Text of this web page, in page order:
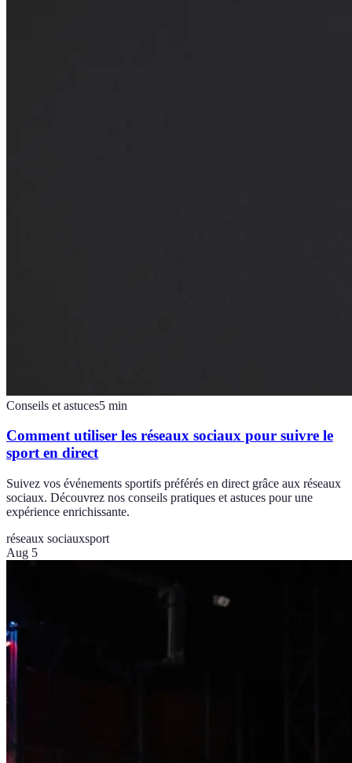
Conseils et astuces5 min
Comment utiliser les réseaux sociaux pour suivre le
sport en direct
Suivez vos événements sportifs préférés en direct grâce aux réseaux
sociaux. Découvrez nos conseils pratiques et astuces pour une
expérience enrichissante.
réseaux sociauxsport
Aug 5